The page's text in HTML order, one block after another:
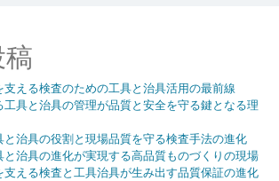
える検査のための工具と治具活用の最前線
具と治具の管理が品質と安全を守る鍵となる理
と治具の役割と現場品質を守る検査手法の進化
治具の進化が実現する高品質ものづくりの現場
支える検査と工具治具が生み出す品質保証の進化